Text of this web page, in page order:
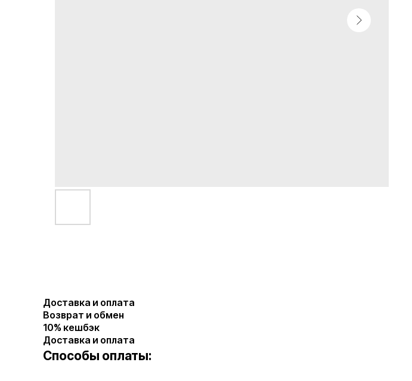
Доставка и оплата
Возврат и обмен
10% кешбэк
Доставка и оплата
Способы оплаты: